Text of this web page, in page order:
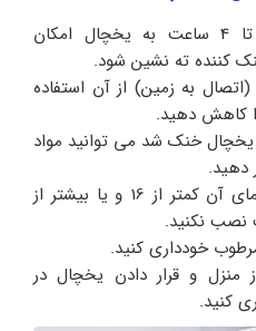
پس از نصب حدود 2 تا 4 ساعت به یخچال امکان
کننده ته نشین شود.
به زمین) از آن استفاده
کاهش دهید.
ساعت که یخچال خنک شد می توانید مواد
دهید.
یخچال را در محلی که دمای آن کمتر از 16 و یا بیشتر از
خودداری کنید.
و قرار دادن یخچال در
کنید.